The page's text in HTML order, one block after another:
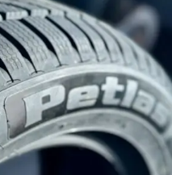
korunmasına katkıda
Alm; “Volvo’nun verdiği
Güvenlik her
ve olmaya devam
anlamına
kullanıcılarını
öncü olmaya devam